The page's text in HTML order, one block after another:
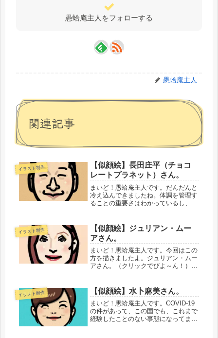
愚蛤庵主人をフォローする
愚蛤庵主人
関連記事
イラスト制作
【似顔絵】長田庄平（チョコ
レートプラネット）さん。
まいど！愚蛤庵主人です。だんだんと
冷え込んできましたね。体調を管理す
ることの重要さはわかっているし、つ
す。そんなときは、休むしかないんで
すよね。無理がきくと思っていても、
無...
イラスト制作
【似顔絵】ジュリアン・ムー
アさん。
まいど！愚蛤庵主人です。今回はこの
方を描きましたよ。ジュリアン・ムー
アさん。（クリックでびよ～ん！）ア
さんです。すご
い。・・・・・・・・・・精進を重ね
てゆきます。では、また...
イラスト制作 【似顔絵】水卜麻美さん。
まいど！愚蛤庵主人です。COVID-19
の件があって、この国でも、これまで
経験したことのない事態になってま